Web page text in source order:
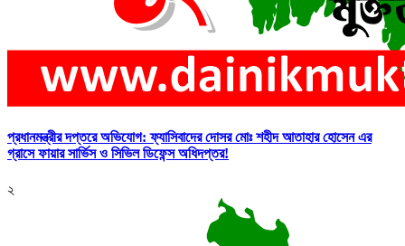
প্রধানমন্ত্রীর দপ্তরে অভিযোগ: ফ্যাসিবাদের দোসর মোঃ শহীদ আতাহার হোসেন এর
গ্রাসে ফায়ার সার্ভিস ও সিভিল ডিফেন্স অধিদপ্তর!
২